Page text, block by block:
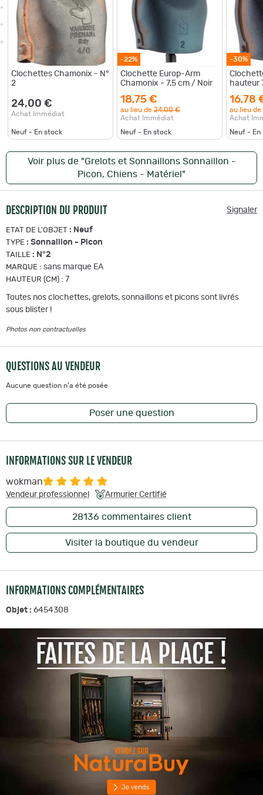
Clochettes Chamonix - N°
2
24,00 €
Achat Immédiat
Neuf - En stock
-22%
Clochette Europ-Arm
Chamonix - 7,5 cm / Noir
18,75 €
au lieu de 24,00 €
Achat Immédiat
Neuf - En stock
-30%
hauteur
16,78
au lieu de
Achat
Neuf - En
Voir plus de "Grelots et Sonnaillons Sonnaillon -
Picon, Chiens - Matériel"
DESCRIPTION DU PRODUIT Signaler
ETAT DE L'OBJET : Neuf
TYPE : Sonnaillon - Picon
TAILLE : N°2
MARQUE : sans marque EA
HAUTEUR (CM) : 7
Toutes nos clochettes, grelots, sonnaillons et picons sont livrés
sous blister !
Photos non contractuelles
QUESTIONS AU VENDEUR
Aucune question n'a été posée
Poser une question
INFORMATIONS SUR LE VENDEUR
wokman
Vendeur professionnel Armurier Certifié
28136 commentaires client
Visiter la boutique du vendeur
INFORMATIONS COMPLÉMENTAIRES
Objet : 6454308